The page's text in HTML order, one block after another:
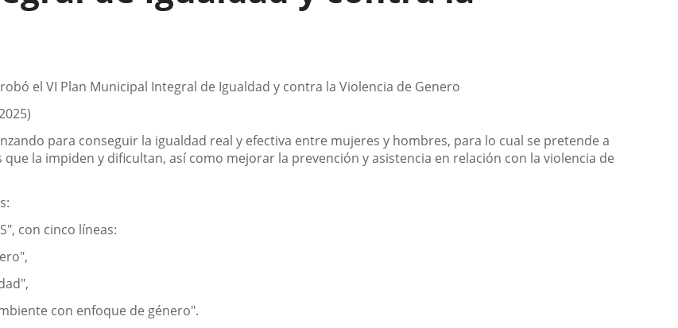
el VI Plan Municipal Integral de Igualdad y contra la Violencia de Genero
para conseguir la igualdad real y efectiva entre mujeres y hombres, para lo cual se pretende a
la impiden y dificultan, así como mejorar la prevención y asistencia en relación con la violencia de
con cinco líneas:
con enfoque de género".